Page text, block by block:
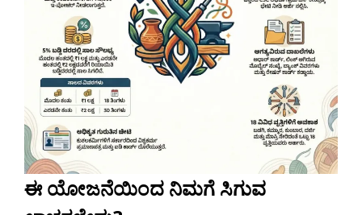
ಈ ಯೋಜನೆಯಿಂದ ನಿಮಗೆ ಸಿಗುವ